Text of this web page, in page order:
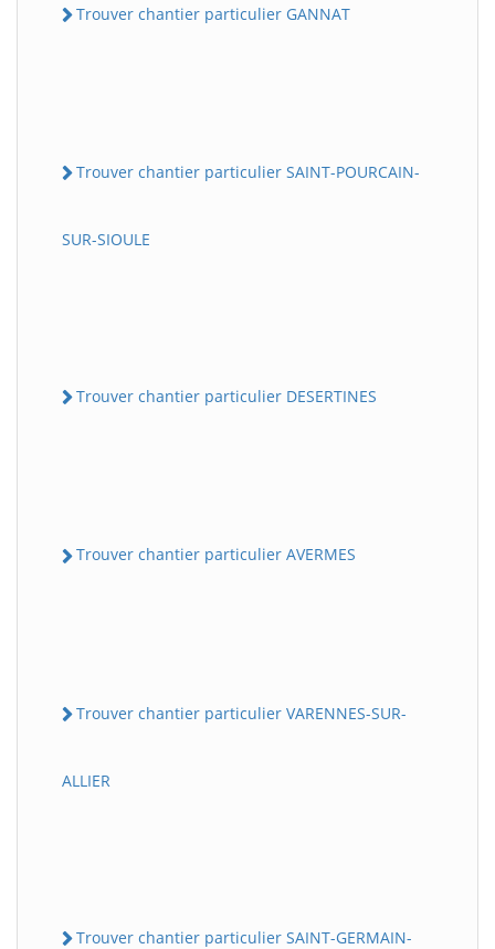
Trouver chantier particulier GANNAT
Trouver chantier particulier SAINT-POURCAIN-
SUR-SIOULE
Trouver chantier particulier DESERTINES
Trouver chantier particulier AVERMES
Trouver chantier particulier VARENNES-SUR-
ALLIER
Trouver chantier particulier SAINT-GERMAIN-